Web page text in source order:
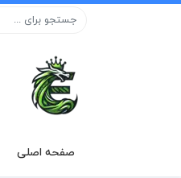
صفحه اصلی